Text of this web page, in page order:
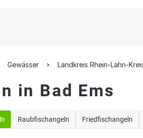
Gewässer Landkreis Rhein-Lahn-
in Bad Ems
Raubfischangeln Friedfischangeln